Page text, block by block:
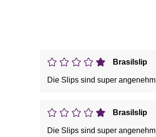
Brasilslip
Die Slips sind super angenehm
Brasilslip
Die Slips sind super angenehm